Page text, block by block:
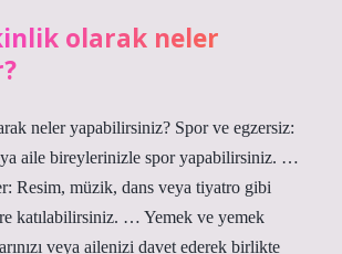
olarak neler
neler yapabilirsiniz? Spor ve egzersiz:
aile bireylerinizle spor yapabilirsiniz. …
Resim, müzik, dans veya tiyatro gibi
katılabilirsiniz. … Yemek ve yemek
veya ailenizi davet ederek birlikte